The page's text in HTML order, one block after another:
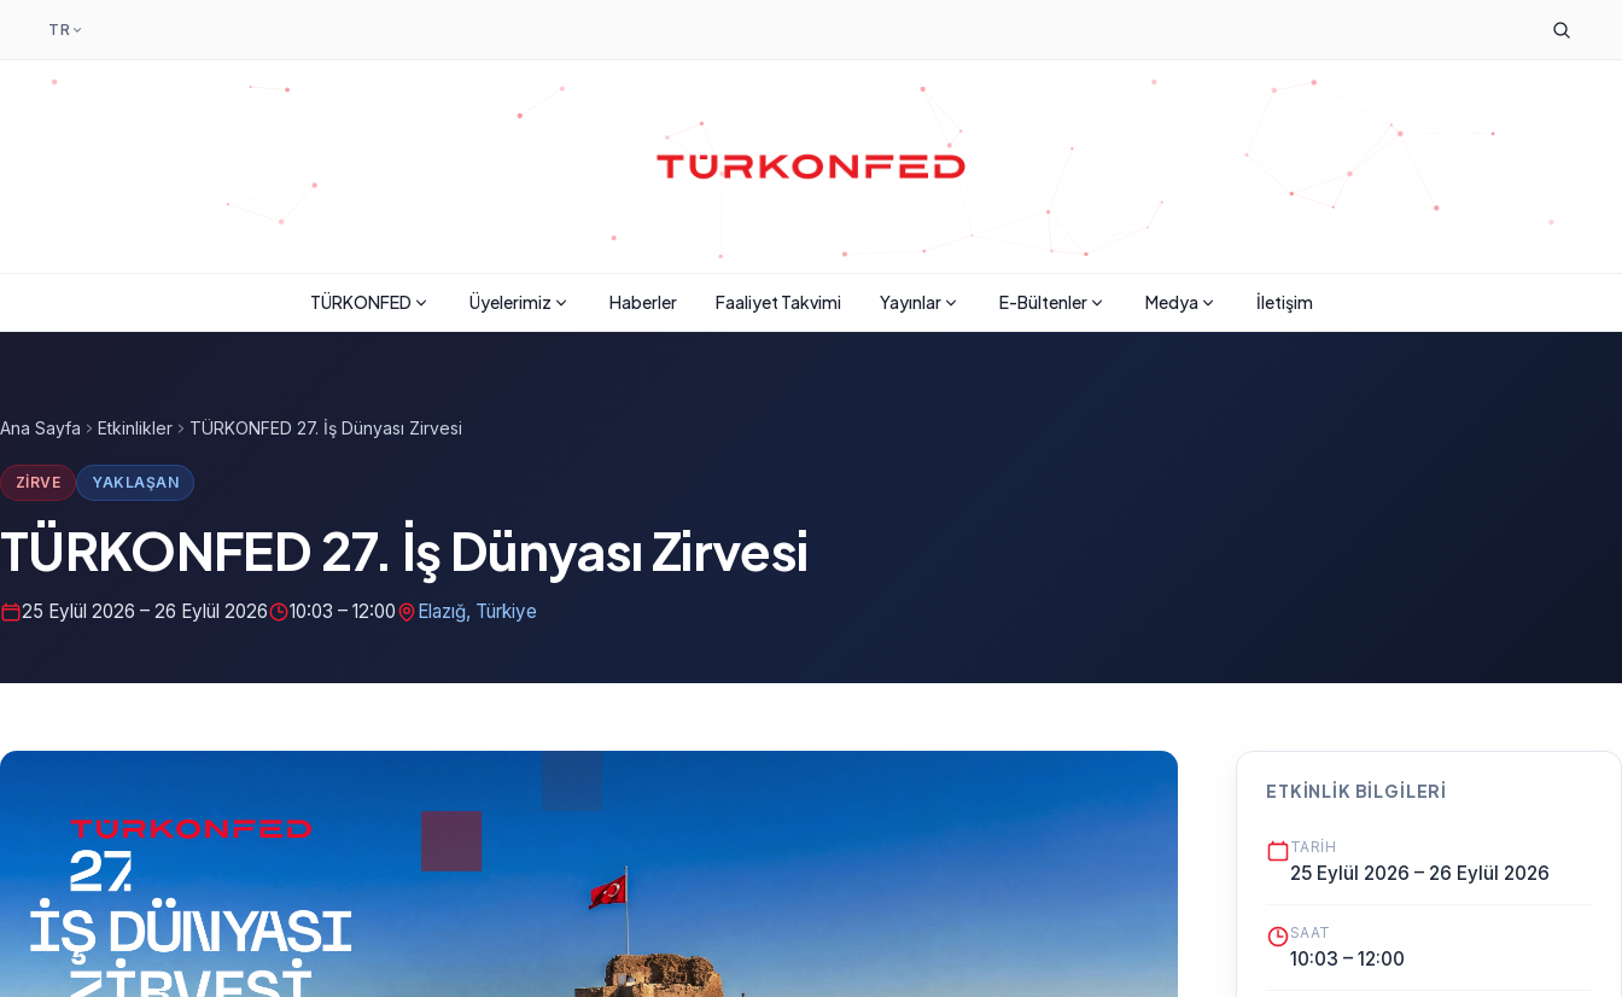
TR
TÜRKONFED Üyelerimiz Haberler Faaliyet Takvimi Yayınlar E-Bültenler Medya İletişim
Ana Sayfa Etkinlikler TÜRKONFED 27. İş Dünyası Zirvesi
ZIRVE YAKLAŞAN
TÜRKONFED 27. İş Dünyası Zirvesi
25 Eylül 2026 – 26 Eylül 2026 10:03 – 12:00 Elazığ, Türkiye
ETKINLIK BILGILERI
TARIH
25 Eylül 2026 – 26 Eylül 2026
SAAT
10:03 – 12:00